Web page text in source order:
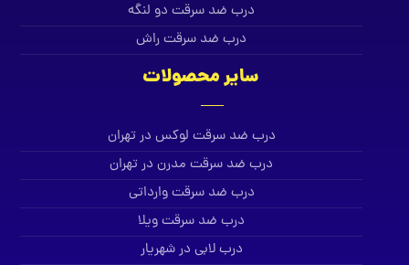
درب ضد سرقت دو لنگه
درب ضد سرقت راش
سایر محصولات
درب ضد سرقت لوکس در تهران
درب ضد سرقت مدرن در تهران
درب ضد سرقت وارداتی
درب ضد سرقت ویلا
درب لابی در شهریار